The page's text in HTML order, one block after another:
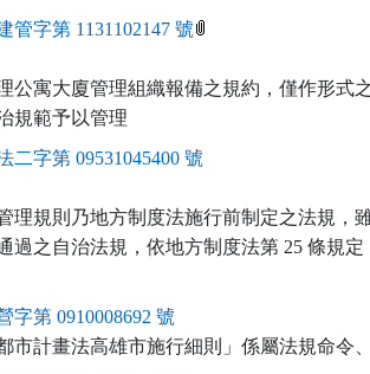
管字第 1131102147 號
公寓大廈管理組織報備之規約，僅作形式
規範予以管理
二字第 09531045400 號
理規則乃地方制度法施行前制定之法規，
過之自治法規，依地方制度法第 25 條規
字第 0910008692 號
市計畫法高雄市施行細則」係屬法規命令